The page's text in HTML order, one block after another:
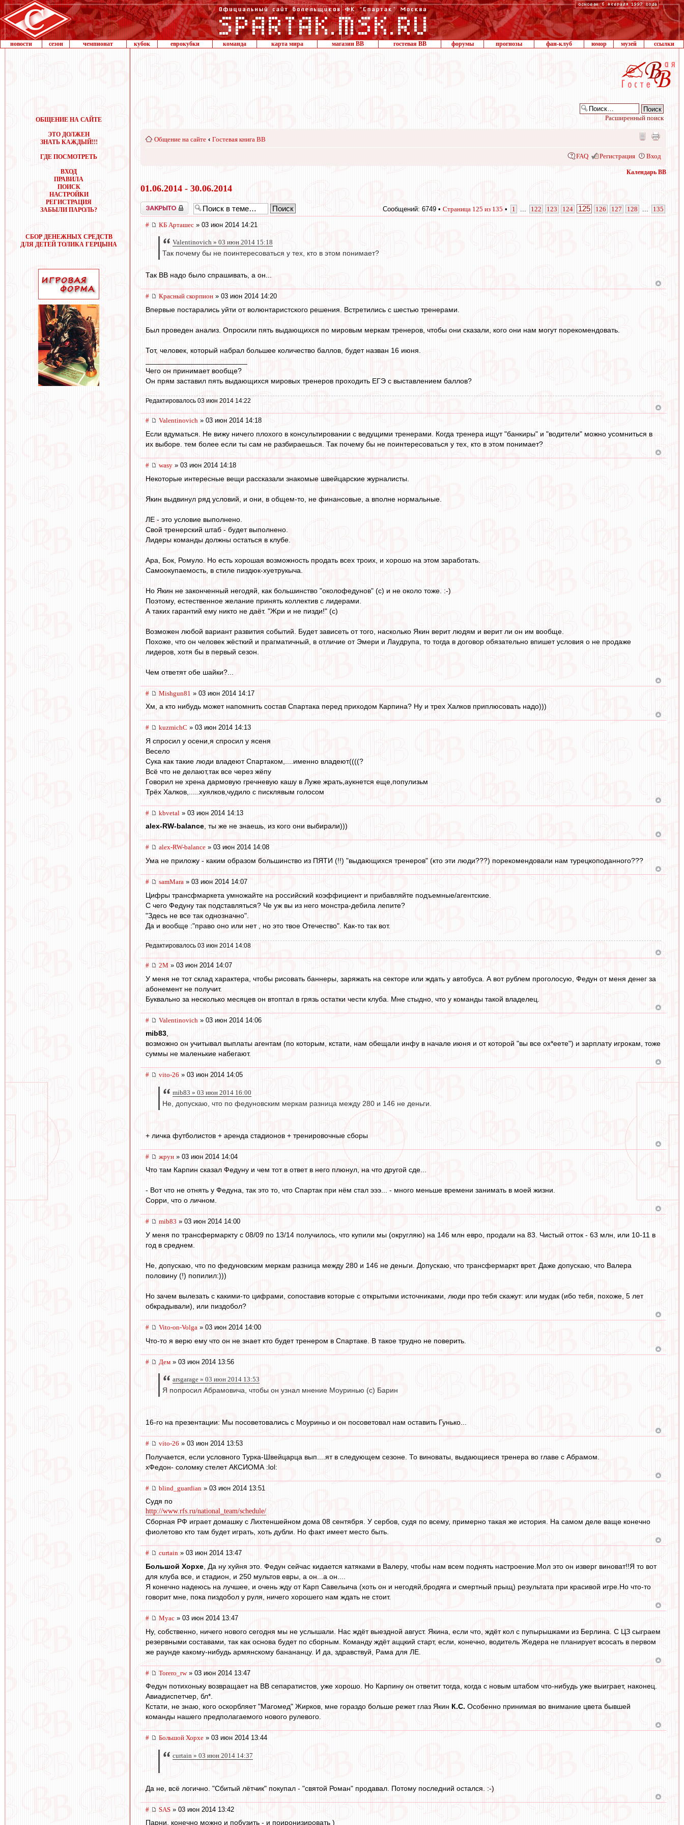
новости сезон чемпионат кубок еврокубки команда карта мира магазин ВВ гостевая ВВ форумы прогнозы фан-клуб юмор музей ссылки
ОБЩЕНИЕ НА САЙТЕ
ЭТО ДОЛЖЕН
ЗНАТЬ КАЖДЫЙ!!!
ГДЕ ПОСМОТРЕТЬ
ВХОД
ПРАВИЛА
ПОИСК
НАСТРОЙКИ
РЕГИСТРАЦИЯ
ЗАБЫЛИ ПАРОЛЬ?
СБОР ДЕНЕЖНЫХ СРЕДСТВ
ДЛЯ ДЕТЕЙ ТОЛИКА ГЕРЦЫНА
Расширенный поиск
Общение на сайте ‹ Гостевая книга ВВ
FAQ Регистрация Вход
Календарь ВВ
01.06.2014 - 30.06.2014
Закрыто Сообщений: 6749 • Страница 125 из 135 • 1 122 123 124 125 126 127 128 135
# КБ Арташес » 03 июн 2014 14:21
Valentinovich » 03 июн 2014 15:18
Так почему бы не поинтересоваться у тех, кто в этом понимает?
Так ВВ надо было спрашивать, а он...
# Красный скорпион » 03 июн 2014 14:20
Впервые постарались уйти от волюнтаристского решения. Встретились с шестью тренерами.
Был проведен анализ. Опросили пять выдающихся по мировым меркам тренеров, чтобы они сказали, кого они нам могут порекомендовать.
Тот, человек, который набрал большее количество баллов, будет назван 16 июня.
Чего он принимает вообще?
Он прям заставил пять выдающихся мировых тренеров проходить ЕГЭ с выставлением баллов?
Редактировалось 03 июн 2014 14:22
# Valentinovich » 03 июн 2014 14:18
Если вдуматься. Не вижу ничего плохого в консультировании с ведущими тренерами. Когда тренера ищут "банкиры" и "водители" можно усомниться в
их выборе. тем более если ты сам не разбираешься. Так почему бы не поинтересоваться у тех, кто в этом понимает?
# wasy » 03 июн 2014 14:18
Некоторые интересные вещи рассказали знакомые швейцарские журналисты.
Якин выдвинул ряд условий, и они, в общем-то, не финансовые, а вполне нормальные.
ЛЕ - это условие выполнено.
Свой тренерский штаб - будет выполнено.
Лидеры команды должны остаться в клубе.
Ара, Бок, Ромуло. Но есть хорошая возможность продать всех троих, и хорошо на этом заработать.
Самоокупаемость, в стиле пиздюк-хуетрукыча.
Но Якин не законченный негодяй, как большинство "околофедунов" (с) и не около тоже. :-)
Поэтому, естественное желание принять коллектив с лидерами.
А таких гарантий ему никто не даёт. "Жри и не пизди!" (с)
Возможен любой вариант развития событий. Будет зависеть от того, насколько Якин верит людям и верит ли он им вообще.
Похоже, что он человек жёсткий и прагматичный, в отличие от Эмери и Лаудрупа, то тогда в договор обязательно впишет условия о не продаже
лидеров, хотя бы в первый сезон.
Чем ответят обе шайки?...
# Mishgun81 » 03 июн 2014 14:17
Хм, а кто нибудь может напомнить состав Спартака перед приходом Карпина? Ну и трех Халков приплюсовать надо)))
# kuzmichC » 03 июн 2014 14:13
Я спросил у осени,я спросил у ясеня
Весело
Сука как такие люди владеют Спартаком,....именно владеют((((?
Всё что не делают,так все через жёпу
Говорил не хрена дармовую гречневую кашу в Луже жрать,аукнется еще,популизьм
Трёх Халков,.....хуялков,чудило с писклявым голосом
# kbvetal » 03 июн 2014 14:13
alex-RW-balance, ты же не знаешь, из кого они выбирали)))
# alex-RW-balance » 03 июн 2014 14:08
Ума не приложу - каким образом большинство из ПЯТИ (!!) "выдающихся тренеров" (кто эти люди???) порекомендовали нам турецкоподанного???
# samMara » 03 июн 2014 14:07
Цифры трансфмаркета умножайте на российский коэффициент и прибавляйте подъемные/агентские.
С чего Федуну так подставляться? Че уж вы из него монстра-дебила лепите?
"Здесь не все так однозначно".
Да и вообще :"право оно или нет , но это твое Отечество". Как-то так вот.
Редактировалось 03 июн 2014 14:08
# 2M » 03 июн 2014 14:07
У меня не тот склад характера, чтобы рисовать баннеры, заряжать на секторе или ждать у автобуса. А вот рублем проголосую, Федун от меня денег за
абонемент не получит.
Буквально за несколько месяцев он втоптал в грязь остатки чести клуба. Мне стыдно, что у команды такой владелец.
# Valentinovich » 03 июн 2014 14:06
mib83,
возможно он учитывал выплаты агентам (по которым, кстати, нам обещали инфу в начале июня и от которой "вы все ох*еете") и зарплату игрокам, тоже
суммы не маленькие набегают.
# vito-26 » 03 июн 2014 14:05
mib83 » 03 июн 2014 16:00
Не, допускаю, что по федуновским меркам разница между 280 и 146 не деньги.
+ личка футболистов + аренда стадионов + тренировочные сборы
# жрун » 03 июн 2014 14:04
Что там Карпин сказал Федуну и чем тот в ответ в него плюнул, на что другой сде...
- Вот что не отнять у Федуна, так это то, что Спартак при нём стал эээ... - много меньше времени занимать в моей жизни.
Сорри, что о личном.
# mib83 » 03 июн 2014 14:00
У меня по трансфермаркту с 08/09 по 13/14 получилось, что купили мы (округляю) на 146 млн евро, продали на 83. Чистый отток - 63 млн, или 10-11 в
год в среднем.
Не, допускаю, что по федуновским меркам разница между 280 и 146 не деньги. Допускаю, что трансфермаркт врет. Даже допускаю, что Валера
половину (!) попилил:)))
Но зачем вылезать с какими-то цифрами, сопоставив которые с открытыми источниками, люди про тебя скажут: или мудак (ибо тебя, похоже, 5 лет
обкрадывали), или пиздобол?
# Vito-on-Volga » 03 июн 2014 14:00
Что-то я верю ему что он не знает кто будет тренером в Спартаке. В такое трудно не поверить.
# Дем » 03 июн 2014 13:56
arsgarage » 03 июн 2014 13:53
Я попросил Абрамовича, чтобы он узнал мнение Моуринью (с) Барин
16-го на презентации: Мы посоветовались с Моуриньо и он посоветовал нам оставить Гунько...
# vito-26 » 03 июн 2014 13:53
Получается, если условного Турка-Швейцарца вып....ят в следующем сезоне. То виноваты, выдающиеся тренера во главе с Абрамом.
хФедон- соломку стелет АКСИОМА :lol:
# blind_guardian » 03 июн 2014 13:51
Судя по
http://www.rfs.ru/national_team/schedule/
Сборная РФ играет домашку с Лихтеншейном дома 08 сентября. У сербов, судя по всему, примерно такая же история. На самом деле ваще конечно
фиолетово кто там будет играть, хоть дубли. Но факт имеет место быть.
# curtain » 03 июн 2014 13:47
Большой Хорхе , Да ну хуйня это. Федун сейчас кидается катяками в Валеру, чтобы нам всем поднять настроение.Мол это он изверг виноват!!Я то вот
для клуба все, и стадион, и 250 мультов евры, а он...а он....
Я конечно надеюсь на лучшее, и очень жду от Карп Савельича (хоть он и негодяй,бродяга и смертный прыщ) результата при красивой игре.Но что-то
говорит мне, пока пиздобол у руля, ничего хорошего нам ждать не стоит.
# Myac » 03 июн 2014 13:47
Ну, собственно, ничего нового сегодня мы не услышали. Нас ждёт выездной август. Якина, если что, ждёт кол с пупырышками из Берлина. С ЦЗ сыграем
резервными составами, так как основа будет по сборным. Команду ждёт аццкий старт, если, конечно, водитель Жедера не планирует всосать в первом
же раунде какому-нибудь армянскому банананцу. И да, здравствуй, Рама для ЛЕ.
# Torero_rw» 03 июн 2014 13:47
Федун потихоньку возвращает на ВВ сепаратистов, уже хорошо. Но Карпину он ответит тогда, когда с новым штабом что-нибудь уже выиграет, наконец.
Авиадиспетчер, бл*.
Кстати, не знаю, кого оскорбляет "Магомед" Жирков, мне гораздо больше режет глаз Якин К.С. Особенно принимая во внимание цвета бывшей
команды нашего предполагаемого нового рулевого.
# Большой Хорхе » 03 июн 2014 13:44
curtain » 03 июн 2014 14:37
Да не, всё логично. "Сбитый лётчик" покупал - "святой Роман" продавал. Потому последний остался. :-)
# SAS » 03 июн 2014 13:42
Парни, конечно можно и побузить - и поиронизировать )